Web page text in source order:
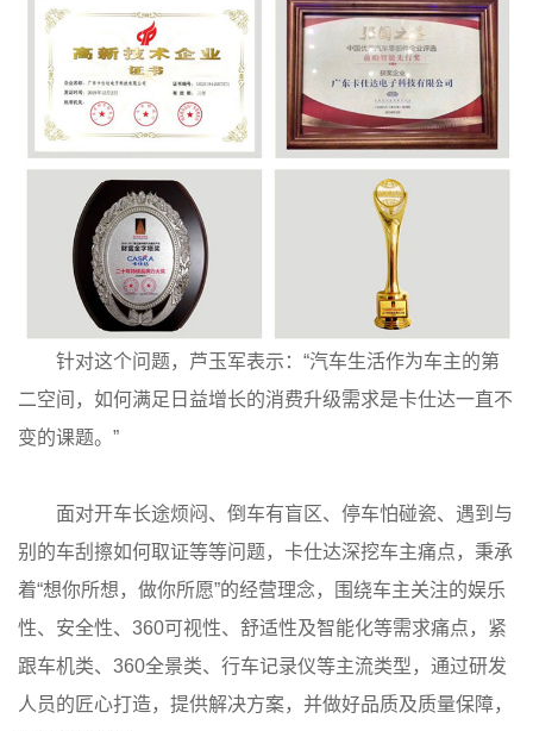
针对这个问题，芦玉军表示：“汽车生活作为车主的第
二空间，如何满足日益增长的消费升级需求是卡仕达一直不
变的课题。”
面对开车长途烦闷、倒车有盲区、停车怕碰瓷、遇到与
别的车刮擦如何取证等等问题，卡仕达深挖车主痛点，秉承
着“想你所想，做你所愿”的经营理念，围绕车主关注的娱乐
性、安全性、360可视性、舒适性及智能化等需求痛点，紧
跟车机类、360全景类、行车记录仪等主流类型，通过研发
人员的匠心打造，提供解决方案，并做好品质及质量保障，